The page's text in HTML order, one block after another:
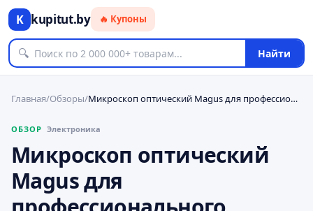
K kupitut.by 🔥 Купоны
🔍 Найти
Главная/Обзоры/ Микроскоп оптический Magus для профессионального анализа поверхностей
ОБЗОР Электроника
Микроскоп оптический
Magus для